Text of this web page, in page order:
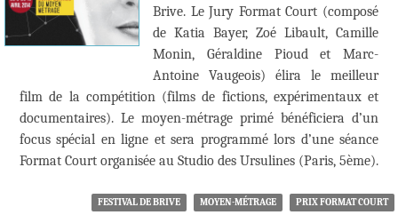
Brive. Le Jury Format Court (composé
de Katia Bayer, Zoé Libault, Camille
Monin, Géraldine Pioud et Marc-
Antoine Vaugeois) élira le meilleur
film de la compétition (films de fictions, expérimentaux et
documentaires). Le moyen-métrage primé bénéficiera d’un
focus spécial en ligne et sera programmé lors d’une séance
Format Court organisée au Studio des Ursulines (Paris, 5ème).
FESTIVAL DE BRIVE MOYEN-MÉTRAGE PRIX FORMAT COURT